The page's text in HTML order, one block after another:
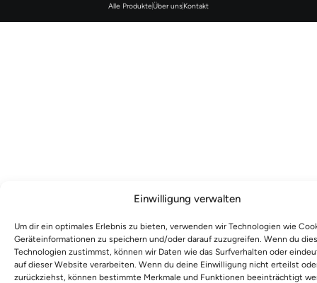
Einwilligung verwalten
Um dir ein optimales Erlebnis zu bieten, verwenden wir Technologien wie
Geräteinformationen zu speichern und/oder darauf zuzugreifen. Wenn du
Technologien zustimmst, können wir Daten wie das Surfverhalten oder
auf dieser Website verarbeiten. Wenn du deine Einwilligung nicht erteilst
zurückziehst, können bestimmte Merkmale und Funktionen beeinträchtigt
Alle ProdukteÜber unsKontakt